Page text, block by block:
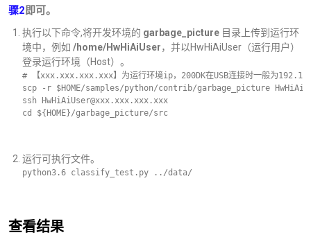
骤2即可。
执行以下命令,将开发环境的 garbage_picture 目录上传到运行环
境中，例如 /home/HwHiAiUser，并以HwHiAiUser（运行用户）
登录运行环境（Host）。
# 【xxx.xxx.xxx.xxx】为运行环境ip，200DK在USB连接时一般为
scp -r $HOME/samples/python/contrib/garbage_picture
ssh HwHiAiUser@xxx.xxx.xxx.xxx
cd ${HOME}/garbage_picture/src
运行可执行文件。
python3.6 classify_test.py ../data/
查看结果